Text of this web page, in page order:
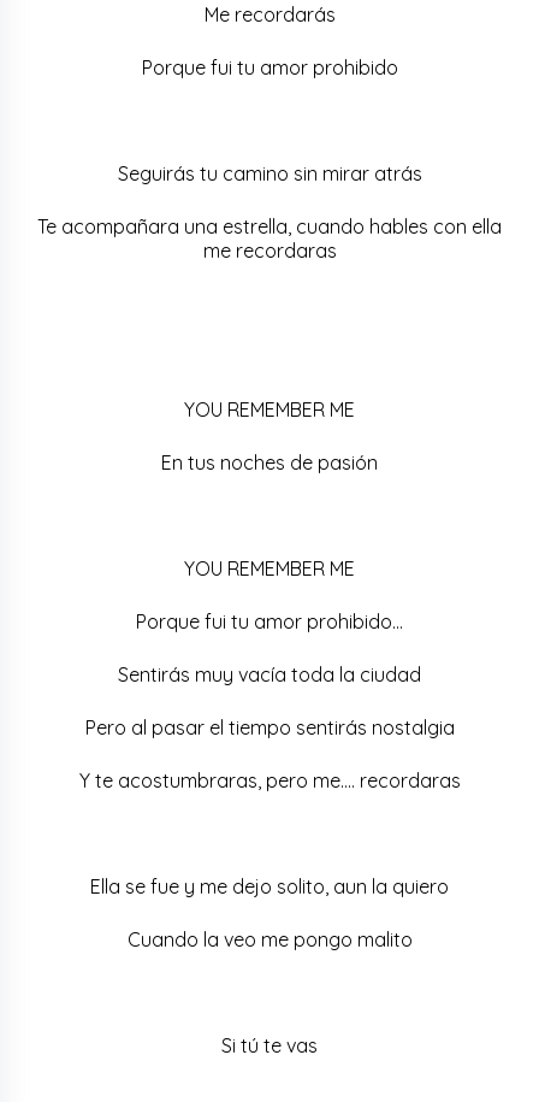
Me recordarás
Porque fui tu amor prohibido
Seguirás tu camino sin mirar atrás
Te acompañara una estrella, cuando hables con ella
me recordaras
YOU REMEMBER ME
En tus noches de pasión
YOU REMEMBER ME
Porque fui tu amor prohibido…
Sentirás muy vacía toda la ciudad
Pero al pasar el tiempo sentirás nostalgia
Y te acostumbraras, pero me…. recordaras
Ella se fue y me dejo solito, aun la quiero
Cuando la veo me pongo malito
Si tú te vas